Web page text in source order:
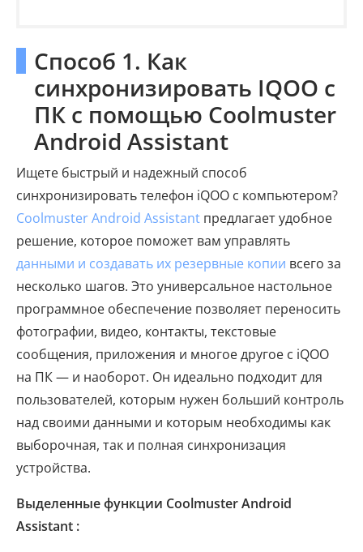
Способ 1. Как
синхронизировать IQOO с
ПК с помощью Coolmuster
Android Assistant
Ищете быстрый и надежный способ
синхронизировать телефон iQOO с компьютером?
Coolmuster Android Assistant предлагает удобное
решение, которое поможет вам управлять
данными и создавать их резервные копии всего за
несколько шагов. Это универсальное настольное
программное обеспечение позволяет переносить
фотографии, видео, контакты, текстовые
сообщения, приложения и многое другое с iQOO
на ПК — и наоборот. Он идеально подходит для
пользователей, которым нужен больший контроль
над своими данными и которым необходимы как
выборочная, так и полная синхронизация
устройства.
Выделенные функции Coolmuster Android
Assistant :